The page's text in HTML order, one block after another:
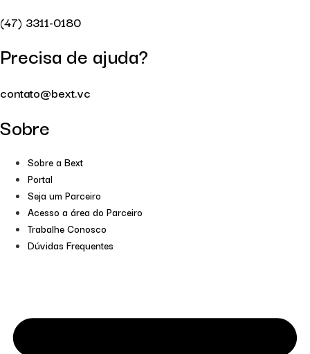
(47) 3311-0180
Precisa de ajuda?
contato@bext.vc
Sobre
Sobre a Bext
Portal
Seja um Parceiro
Acesso a área do Parceiro
Trabalhe Conosco
Dúvidas Frequentes